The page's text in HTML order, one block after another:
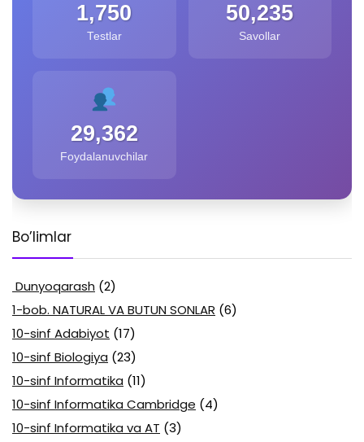
1,750
Testlar
50,235
Savollar
29,362
Foydalanuvchilar
Bo’limlar
Dunyoqarash (2)
1-bob. NATURAL VA BUTUN SONLAR (6)
10-sinf Adabiyot (17)
10-sinf Biologiya (23)
10-sinf Informatika (11)
10-sinf Informatika Cambridge (4)
10-sinf Informatika va AT (3)